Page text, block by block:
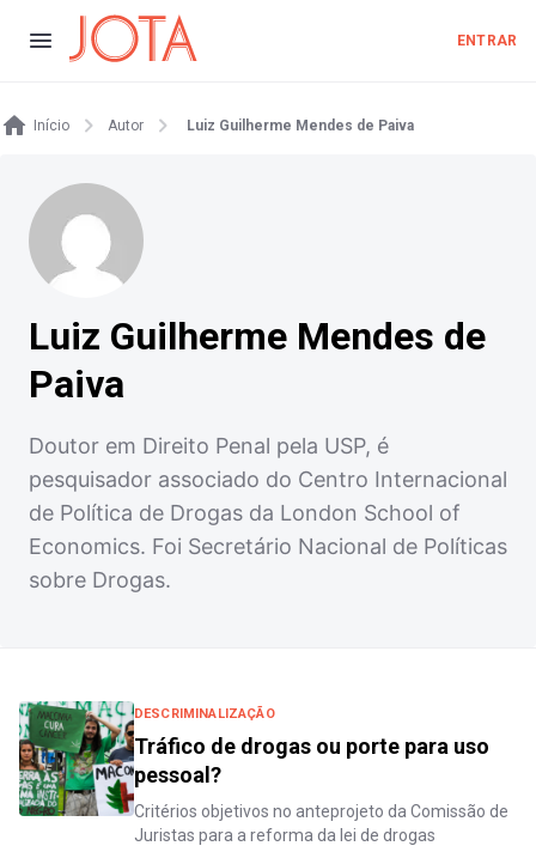
ENTRAR
Início Autor Luiz Guilherme Mendes de Paiva
Luiz Guilherme Mendes de
Paiva
Doutor em Direito Penal pela USP, é
pesquisador associado do Centro Internacional
de Política de Drogas da London School of
Economics. Foi Secretário Nacional de Políticas
sobre Drogas.
DESCRIMINALIZAÇÃO
Tráfico de drogas ou porte para uso
pessoal?
Critérios objetivos no anteprojeto da Comissão de
Juristas para a reforma da lei de drogas